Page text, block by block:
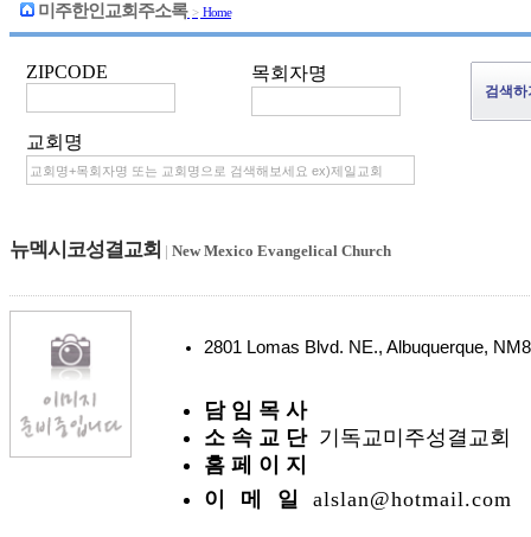
미주한인교회주소록 > Home
ZIPCODE 목회자명
교회명
뉴멕시코성결교회 | New Mexico Evangelical Church
2801 Lomas Blvd. NE., Albuquerque,
담 임 목 사
소 속 교 단 기독교미주성결교회
홈 페 이 지
이 메 일
alslan@hotmail.com